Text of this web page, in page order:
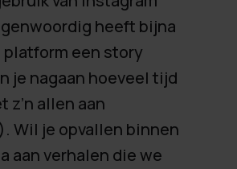
heeft bijna
platform een story
je nagaan hoeveel tijd
z’n allen aan
Wil je opvallen binnen
aan verhalen die we